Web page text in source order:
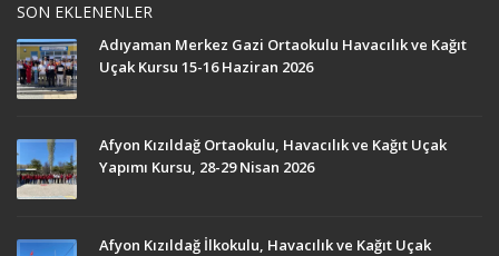
SON EKLENENLER
Adıyaman Merkez Gazi Ortaokulu Havacılık ve Kağıt
Uçak Kursu 15-16 Haziran 2026
Afyon Kızıldağ Ortaokulu, Havacılık ve Kağıt Uçak
Yapımı Kursu, 28-29 Nisan 2026
Afyon Kızıldağ İlkokulu, Havacılık ve Kağıt Uçak